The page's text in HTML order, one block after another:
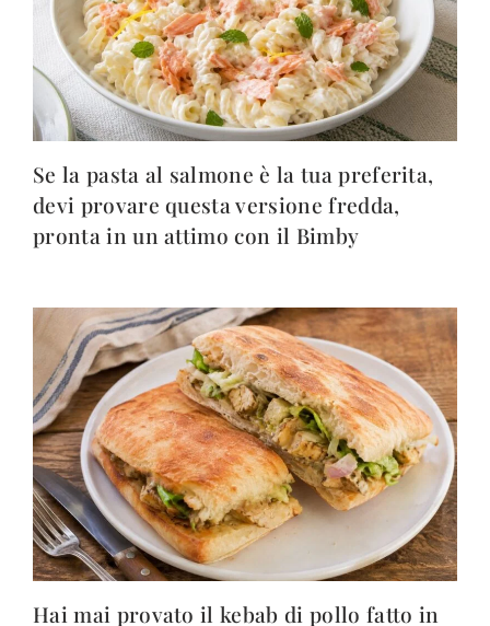
Se la pasta al salmone è la tua preferita,
devi provare questa versione fredda,
pronta in un attimo con il Bimby
Hai mai provato il kebab di pollo fatto in